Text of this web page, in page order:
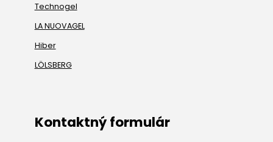
Technogel
LA NUOVAGEL
Hiber
LÖLSBERG
Kontaktný formulár